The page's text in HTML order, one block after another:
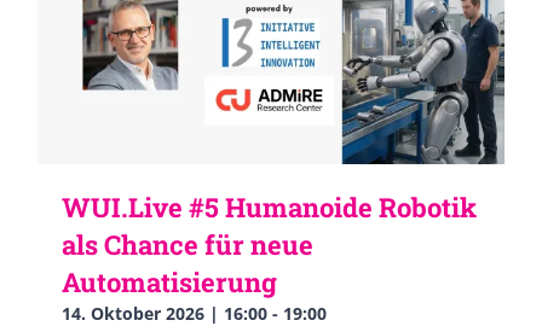
WUI.Live #5 Humanoide Robotik
als Chance für neue
Automatisierung
14. Oktober 2026 | 16:00 - 19:00